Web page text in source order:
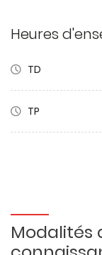
Heures
TD
TP
Modalités